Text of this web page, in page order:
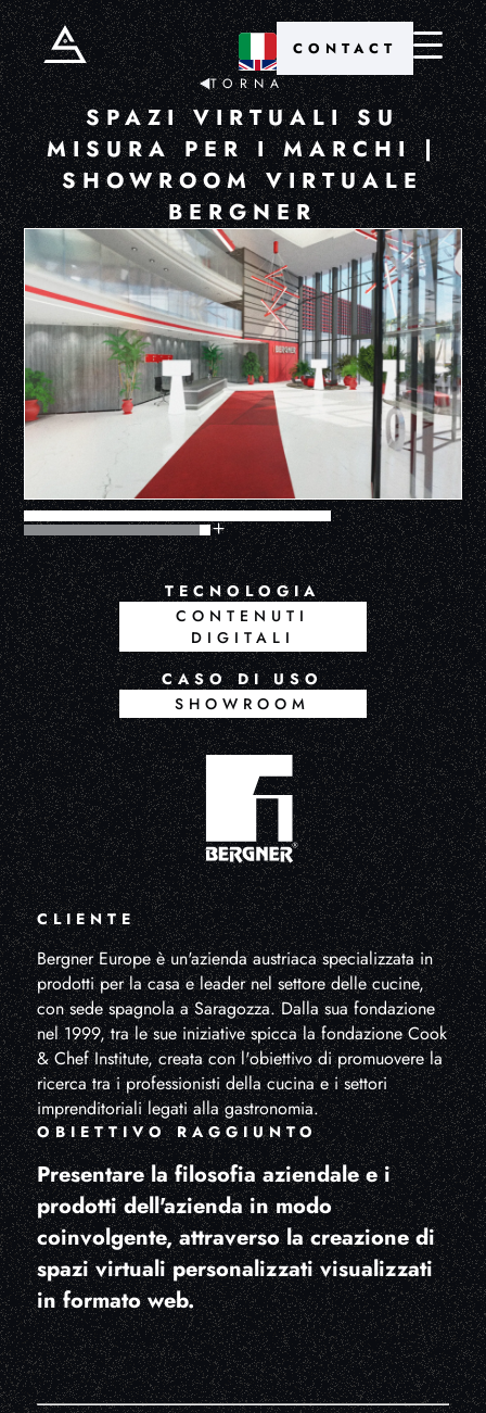
CONTACT
TORNA
SPAZI VIRTUALI SU
MISURA PER I MARCHI |
SHOWROOM VIRTUALE
BERGNER
TECNOLOGIA
CONTENUTI
DIGITALI
CASO DI USO
SHOWROOM
CLIENTE
Bergner Europe è un'azienda austriaca specializzata in
prodotti per la casa e leader nel settore delle cucine,
con sede spagnola a Saragozza. Dalla sua fondazione
nel 1999, tra le sue iniziative spicca la fondazione Cook
& Chef Institute, creata con l'obiettivo di promuovere la
ricerca tra i professionisti della cucina e i settori
imprenditoriali legati alla gastronomia.
OBIETTIVO RAGGIUNTO
Presentare la filosofia aziendale e i
prodotti dell'azienda in modo
coinvolgente, attraverso la creazione di
spazi virtuali personalizzati visualizzati
in formato web.